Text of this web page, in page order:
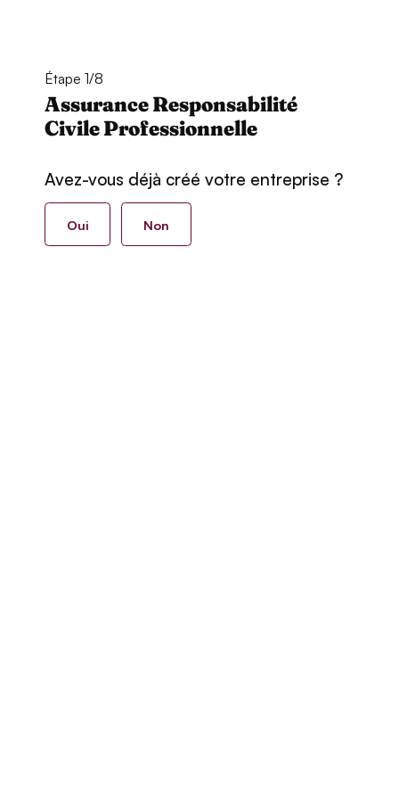
Étape 1/8
Assurance Responsabilité
Civile Professionnelle
Avez-vous déjà créé votre entreprise ?
Oui Non